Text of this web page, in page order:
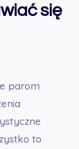
się
parom
to